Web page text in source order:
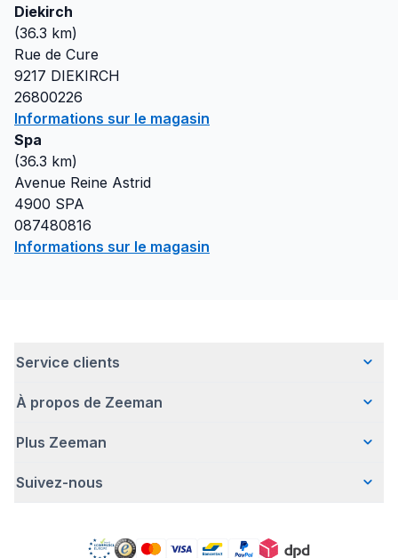
Diekirch
(36.3 km)
Rue de Cure
9217 DIEKIRCH
26800226
Informations sur le magasin
Spa
(36.3 km)
Avenue Reine Astrid
4900 SPA
087480816
Informations sur le magasin
Service clients
Questions fréquentes
Livraison
Retour d'articles
À propos de Zeeman
Qui sommes-nous ?
Une entreprise responsable
Rapport annuel RSE
Plus Zeeman
Avertissement de sécurité
Nos campagnes
Suivez-nous